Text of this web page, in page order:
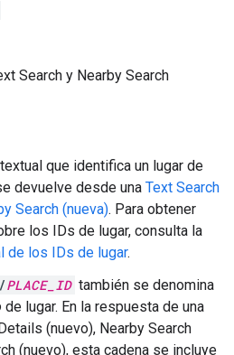
Search y Nearby Search
que identifica un lugar de
devuelve desde una Text Search
Search (nueva). Para obtener
los IDs de lugar, consulta la
de los IDs de lugar.
PLACE_ID también se denomina
de lugar. En la respuesta de una
(nuevo), Nearby Search
(nuevo), esta cadena se incluye